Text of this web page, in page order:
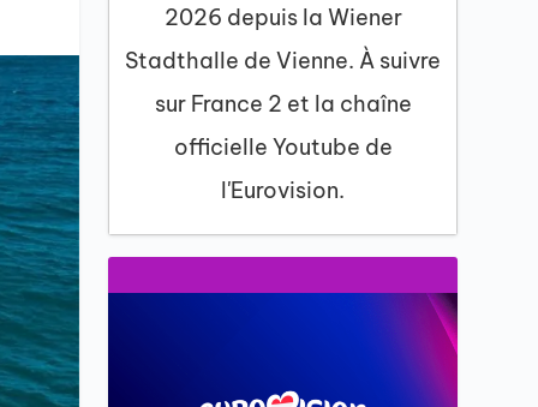
2026 depuis la Wiener
Stadthalle de Vienne. À suivre
sur France 2 et la chaîne
officielle Youtube de
l'Eurovision.